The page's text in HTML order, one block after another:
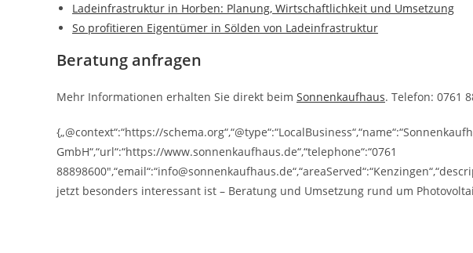
Ladeinfrastruktur in Horben: Planung, Wirtschaftlichkeit und Umsetzung
So profitieren Eigentümer in Sölden von Ladeinfrastruktur
Beratung anfragen
Mehr Informationen erhalten Sie direkt beim Sonnenkaufhaus. Telefon: 0761
{„@context“:“https://
GmbH“,“url“:“https://www.sonnenkaufhaus.de“,“telephone“:“0761
jetzt besonders interessant ist – Beratung und Umsetzung rund um